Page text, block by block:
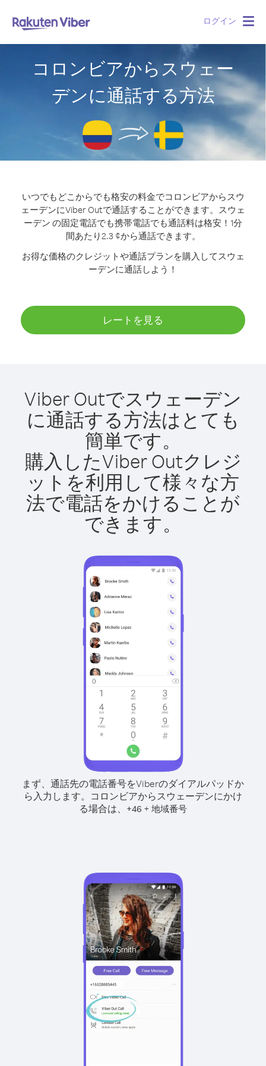
ログイン
コロンビアからスウェー
デンに通話する方法
いつでもどこからでも格安の料金でコロンビアからスウ
ェーデンにViber Outで通話することができます。 スウェ
ーデン の固定電話でも携帯電話でも通話料は格安！1分
間あたり2.3 ¢から通話できます。
お得な価格のクレジットや通話プランを購入してスウェ
ーデンに通話しよう！
レートを見る
Viber Outでスウェーデン
に通話する方法はとても
簡単です。
購入したViber Outクレジ
ットを利用して様々な方
法で電話をかけることが
できます。
まず、通話先の電話番号をViberのダイアルパッドか
ら入力します。 コロンビアからスウェーデンにかけ
る場合は、 +46 + 地域番号